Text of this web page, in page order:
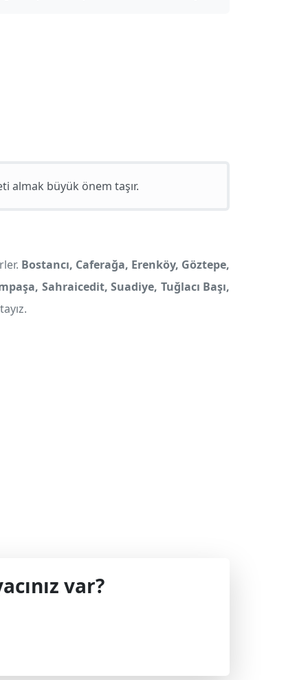
almak büyük önem taşır.
Bostancı, Caferağa, Erenköy, Göztepe,
Sahraicedit, Suadiye, Tuğlacı Başı,
var?